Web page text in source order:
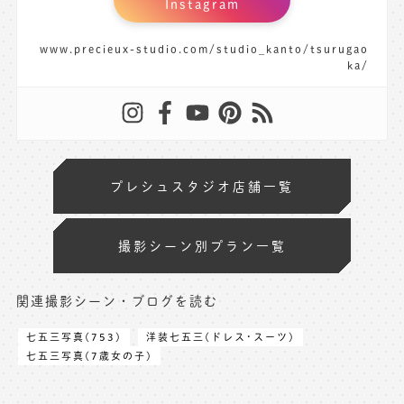
Instagram
www.precieux-studio.com/studio_kanto/tsurugao
ka/
プレシュスタジオ店舗一覧
撮影シーン別プラン一覧
関連撮影シーン・ブログを読む
七五三写真(753)
洋装七五三(ドレス･スーツ)
七五三写真(7歳女の子)